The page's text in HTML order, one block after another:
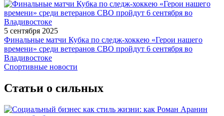
5 сентября 2025
Финальные матчи Кубка по следж-хоккею «Герои нашего
времени» среди ветеранов СВО пройдут 6 сентября во
Владивостоке
Спортивные новости
Статьи о сильных